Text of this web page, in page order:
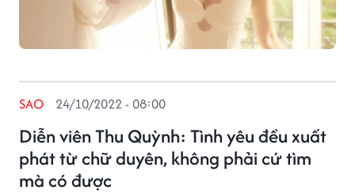
Diễn viên Thu Quỳnh: Tình yêu đều xuất
phát từ chữ duyên, không phải cứ tìm
mà có được
SAO 24/10/2022 - 08:00